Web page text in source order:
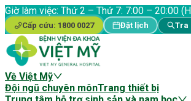
Giờ làm việc: Thứ 2 – Thứ 7: 7:00 – 20:00
Cấp cứu: 1800 0027 Đặt lịch Tra
Về Việt Mỹ
Đội ngũ chuyên mônTrang thiết bị